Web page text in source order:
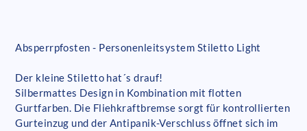
Absperrpfosten - Personenleitsystem Stiletto Light
Der kleine Stiletto hat´s drauf!
Silbermattes Design in Kombination mit flotten
Gurtfarben. Die Fliehkraftbremse sorgt für kontrollierten
Gurteinzug und der Antipanik-Verschluss öffnet sich im